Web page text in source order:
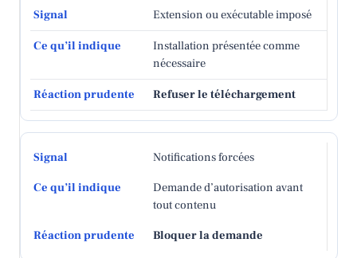
Extension ou exécutable imposé
Installation présentée comme
nécessaire
Refuser le téléchargement
Notifications forcées
Demande d’autorisation avant
tout contenu
Bloquer la demande